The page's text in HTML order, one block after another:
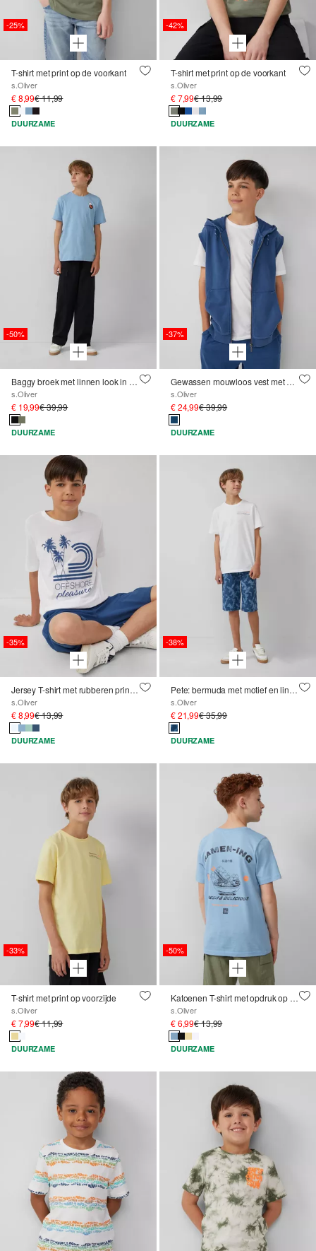
-25%
T-shirt met print op de voorkant
s.Oliver
€ 8,99€ 11,99
DUURZAME
-42%
T-shirt met print op de voorkant
s.Oliver
€ 7,99€ 13,99
DUURZAME
-50%
Baggy broek met linnen look in een relaxed fit
s.Oliver
€ 19,99€ 39,99
DUURZAME
-37%
Gewassen mouwloos vest met capuchon
s.Oliver
€ 24,99€ 39,99
DUURZAME
-35%
Jersey T-shirt met rubberen print op de voorkant
s.Oliver
€ 8,99€ 13,99
DUURZAME
-38%
Pete: bermuda met motief en linnen look
s.Oliver
€ 21,99€ 35,99
DUURZAME
-33%
T-shirt met print op voorzijde
s.Oliver
€ 7,99€ 11,99
DUURZAME
-50%
Katoenen T-shirt met opdruk op de rug
s.Oliver
€ 6,99€ 13,99
DUURZAME